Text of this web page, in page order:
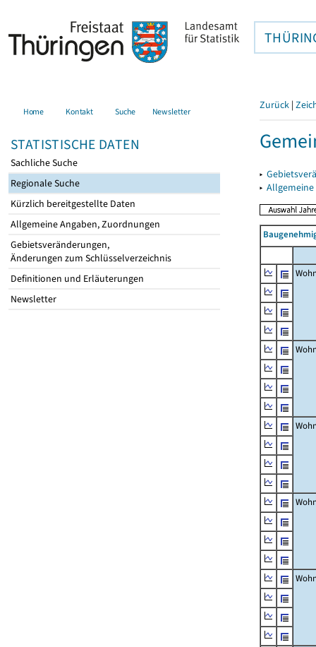
Home Kontakt Suche Newsletter
STATISTISCHE DATEN
Sachliche Suche
Regionale Suche
Kürzlich bereitgestellte Daten
Allgemeine Angaben, Zuordnungen
Gebietsveränderungen,
Änderungen zum Schlüsselverzeichnis
Definitionen und Erläuterungen
Newsletter
Zurück |
▸
▸